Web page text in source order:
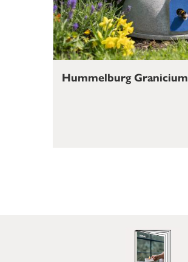
Hummelburg Granicium